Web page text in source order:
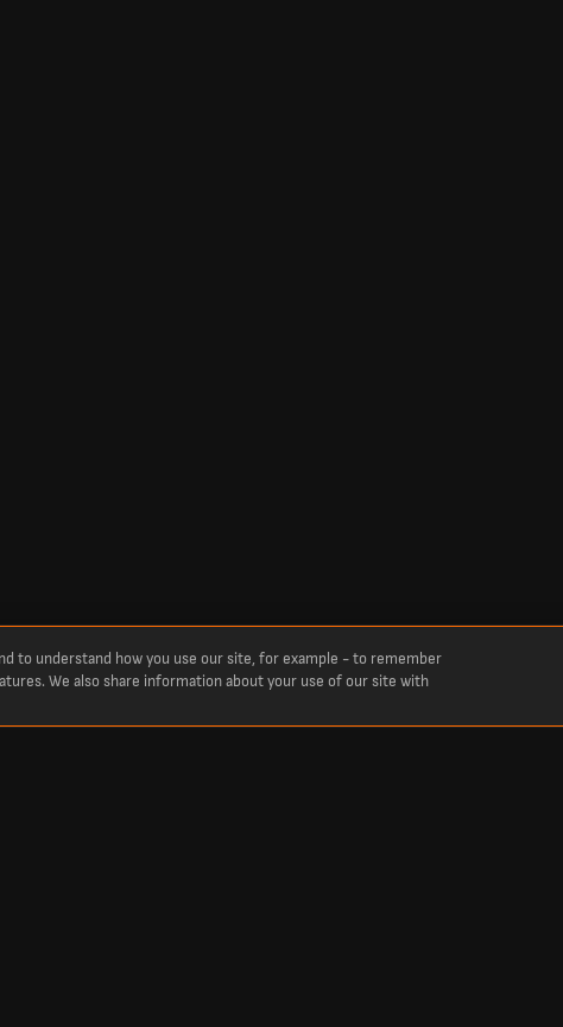
to understand how you use our site, for example - to remember
We also share information about your use of our site with